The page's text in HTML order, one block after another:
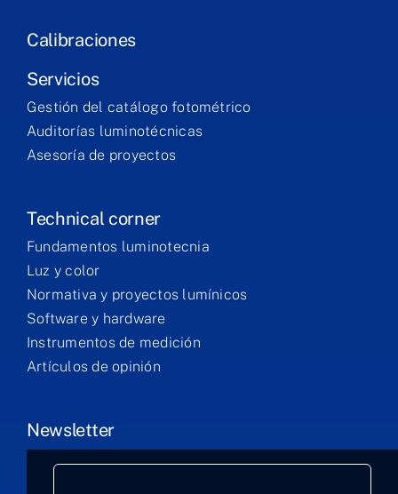
Calibraciones
Servicios
Gestión del catálogo fotométrico
Auditorías luminotécnicas
Asesoría de proyectos
Technical corner
Fundamentos luminotecnia
Luz y color
Normativa y proyectos lumínicos
Software y hardware
Instrumentos de medición
Artículos de opinión
Newsletter